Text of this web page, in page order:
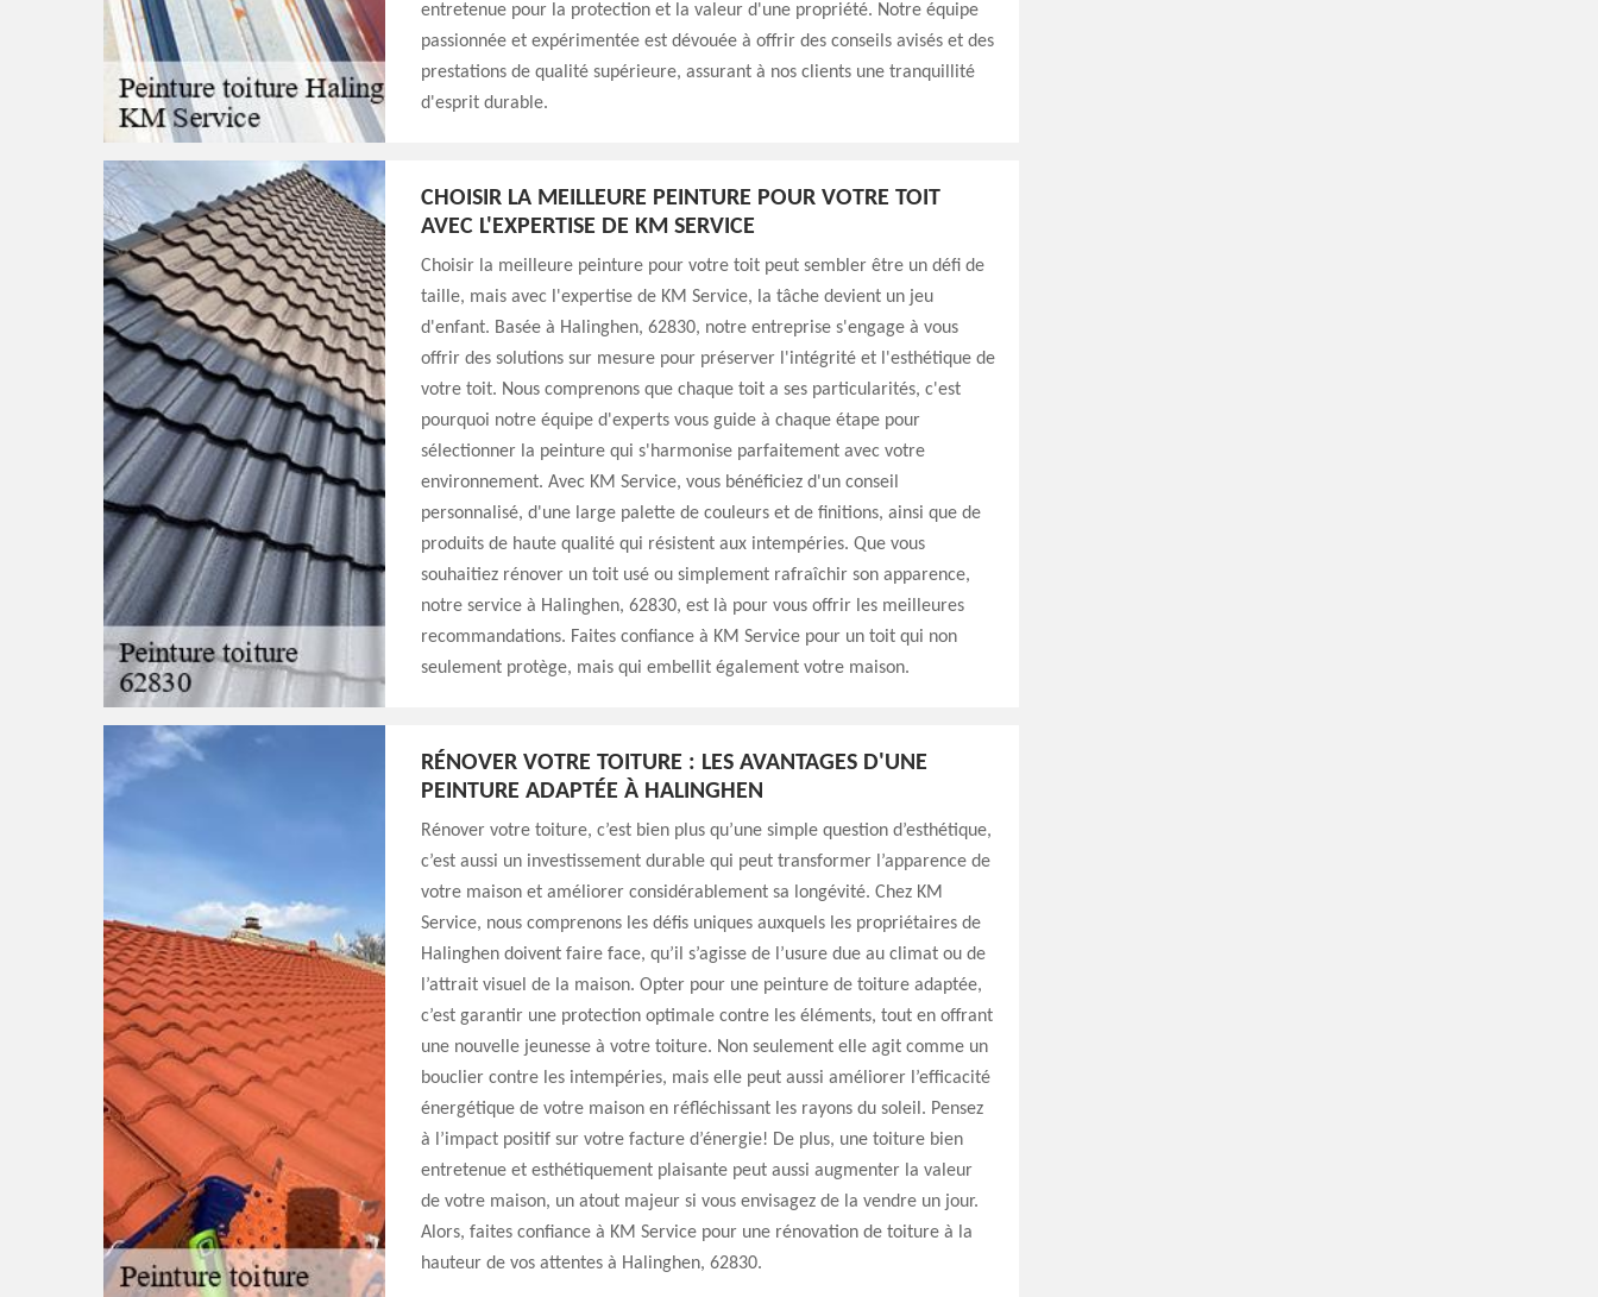
entretenue pour la protection et la valeur d'une propriété. Notre équipe
passionnée et expérimentée est dévouée à offrir des conseils avisés et des
prestations de qualité supérieure, assurant à nos clients une tranquillité
d'esprit durable.
CHOISIR LA MEILLEURE PEINTURE POUR VOTRE TOIT
AVEC L'EXPERTISE DE KM SERVICE
Choisir la meilleure peinture pour votre toit peut sembler être un défi de
taille, mais avec l'expertise de KM Service, la tâche devient un jeu
d'enfant. Basée à Halinghen, 62830, notre entreprise s'engage à vous
offrir des solutions sur mesure pour préserver l'intégrité et l'esthétique de
votre toit. Nous comprenons que chaque toit a ses particularités, c'est
pourquoi notre équipe d'experts vous guide à chaque étape pour
sélectionner la peinture qui s'harmonise parfaitement avec votre
environnement. Avec KM Service, vous bénéficiez d'un conseil
personnalisé, d'une large palette de couleurs et de finitions, ainsi que de
produits de haute qualité qui résistent aux intempéries. Que vous
souhaitiez rénover un toit usé ou simplement rafraîchir son apparence,
notre service à Halinghen, 62830, est là pour vous offrir les meilleures
recommandations. Faites confiance à KM Service pour un toit qui non
seulement protège, mais qui embellit également votre maison.
RÉNOVER VOTRE TOITURE : LES AVANTAGES D'UNE
PEINTURE ADAPTÉE À HALINGHEN
Rénover votre toiture, c’est bien plus qu’une simple question d’esthétique,
c’est aussi un investissement durable qui peut transformer l’apparence de
votre maison et améliorer considérablement sa longévité. Chez KM
Service, nous comprenons les défis uniques auxquels les propriétaires de
Halinghen doivent faire face, qu’il s’agisse de l’usure due au climat ou de
l’attrait visuel de la maison. Opter pour une peinture de toiture adaptée,
c’est garantir une protection optimale contre les éléments, tout en offrant
une nouvelle jeunesse à votre toiture. Non seulement elle agit comme un
bouclier contre les intempéries, mais elle peut aussi améliorer l’efficacité
énergétique de votre maison en réfléchissant les rayons du soleil. Pensez
à l’impact positif sur votre facture d’énergie! De plus, une toiture bien
entretenue et esthétiquement plaisante peut aussi augmenter la valeur
de votre maison, un atout majeur si vous envisagez de la vendre un jour.
Alors, faites confiance à KM Service pour une rénovation de toiture à la
hauteur de vos attentes à Halinghen, 62830.